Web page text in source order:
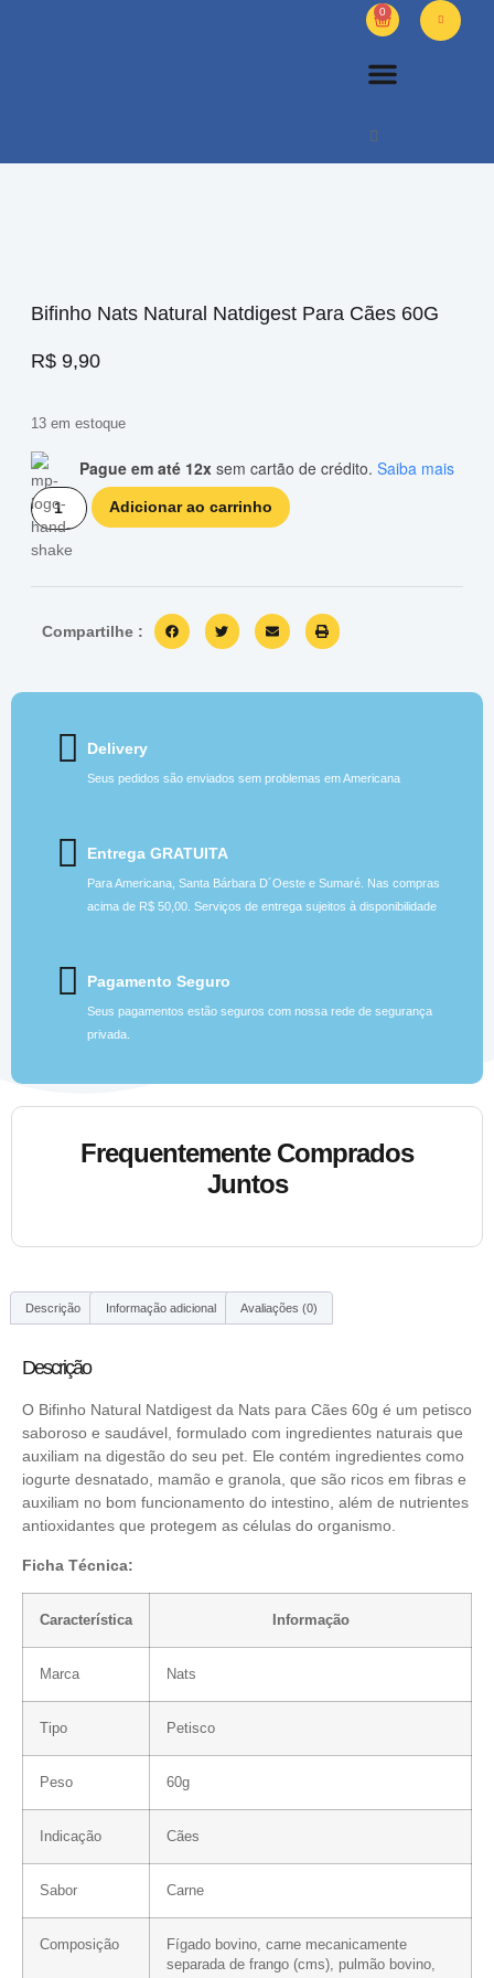
0
Bifinho Nats Natural Natdigest Para Cães 60G
R$ 9,90
13 em estoque
Pague em até 12x sem cartão de crédito. Saiba mais
Adicionar ao carrinho
Compartilhe :
Delivery
Seus pedidos são enviados sem problemas em Americana
Entrega GRATUITA
Para Americana, Santa Bárbara D´Oeste e Sumaré. Nas compras
acima de R$ 50,00. Serviços de entrega sujeitos à disponibilidade
Pagamento Seguro
Seus pagamentos estão seguros com nossa rede de segurança
privada.
Frequentemente Comprados
Juntos
Descrição Informação adicional Avaliações (0)
Descrição
O Bifinho Natural Natdigest da Nats para Cães 60g é um petisco
saboroso e saudável, formulado com ingredientes naturais que
auxiliam na digestão do seu pet. Ele contém ingredientes como
iogurte desnatado, mamão e granola, que são ricos em fibras e
auxiliam no bom funcionamento do intestino, além de nutrientes
antioxidantes que protegem as células do organismo.
Ficha Técnica:
Característica Informação
Marca Nats
Tipo Petisco
Peso 60g
Indicação Cães
Sabor Carne
Composição
Fígado bovino, carne mecanicamente
separada de frango (cms), pulmão bovino,